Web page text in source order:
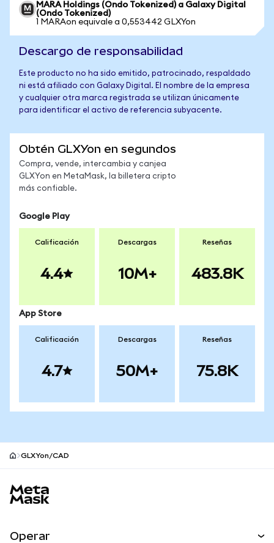
MARA Holdings (Ondo Tokenized) a Galaxy Digital
(Ondo Tokenized)
1 MARAon equivale a 0,553442 GLXYon
Descargo de responsabilidad
Este producto no ha sido emitido, patrocinado, respaldado
ni está afiliado con Galaxy Digital. El nombre de la empresa
y cualquier otra marca registrada se utilizan únicamente
para identificar el activo de referencia subyacente.
Obtén GLXYon en segundos
Compra, vende, intercambia y canjea
GLXYon en MetaMask, la billetera cripto
más confiable.
Google Play
Calificación
4.4
Descargas
10M+
Reseñas
483.8K
App Store
Calificación
4.7
Descargas
50M+
Reseñas
75.8K
GLXYon/CAD
Operar